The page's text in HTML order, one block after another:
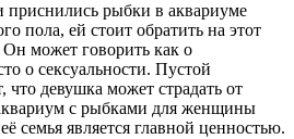
рыбки в аквариуме
пола, ей стоит обратить на этот
может говорить как о
о сексуальности. Пустой
что девушка может страдать от
с рыбками для женщины
семья является главной ценностью.